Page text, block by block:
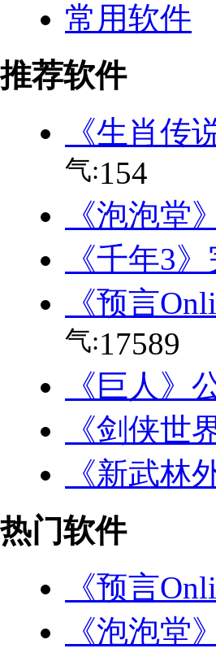
常用软件
推荐软件
《生肖传
气:154
《泡泡堂
《千年3
《预言
气:17589
《巨人》
《剑侠世
《新武林
热门软件
《预言
《泡泡堂